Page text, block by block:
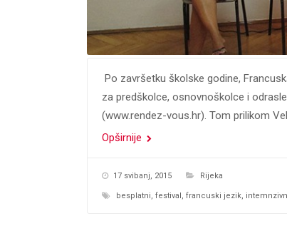
Po završetku školske godine,
za predškolce, osnovnoškolce i
(www.rendez-vous.hr). Tom prilikom
Opširnije
17 svibanj, 2015 Rijeka
besplatni, festival, francuski jezik,